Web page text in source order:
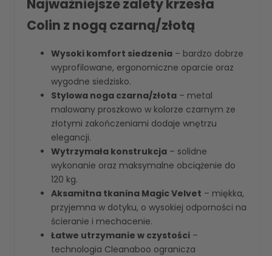
Najważniejsze zalety krzesła
Colin z nogą czarną/złotą
Wysoki komfort siedzenia – bardzo dobrze
wyprofilowane, ergonomiczne oparcie oraz
wygodne siedzisko.
Stylowa noga czarna/złota – metal
malowany proszkowo w kolorze czarnym ze
złotymi zakończeniami dodaje wnętrzu
elegancji.
Wytrzymała konstrukcja – solidne
wykonanie oraz maksymalne obciążenie do
120 kg.
Aksamitna tkanina Magic Velvet – miękka,
przyjemna w dotyku, o wysokiej odporności na
ścieranie i mechacenie.
Łatwe utrzymanie w czystości –
technologia Cleanaboo ogranicza